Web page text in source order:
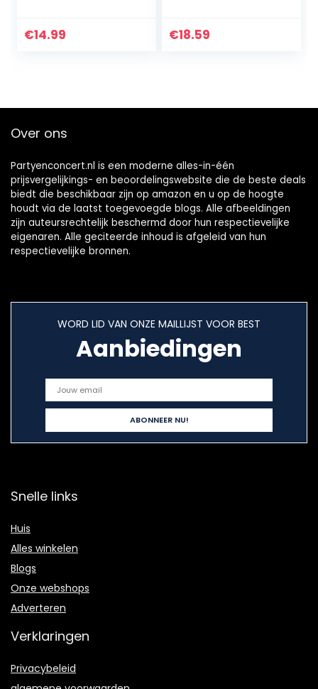
lente, magie
€14.99
Pasen Uurwerk
€18.59
Over ons
Partyenconcert.nl is een moderne alles-in-één
prijsvergelijkings- en beoordelingswebsite die de beste deals
biedt die beschikbaar zijn op amazon en u op de hoogte
houdt via de laatst toegevoegde blogs. Alle afbeeldingen
zijn auteursrechtelijk beschermd door hun respectievelijke
eigenaren. Alle geciteerde inhoud is afgeleid van hun
respectievelijke bronnen.
WORD LID VAN ONZE MAILLIJST VOOR BEST
Aanbiedingen
Snelle links
Huis
Alles winkelen
Blogs
Onze webshops
Adverteren
Verklaringen
Privacybeleid